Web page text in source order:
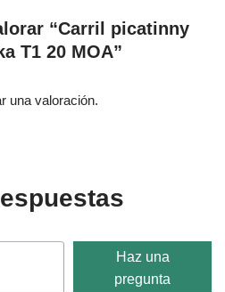
“Carril picatinny
T1 20 MOA”
una valoración.
Haz una
pregunta